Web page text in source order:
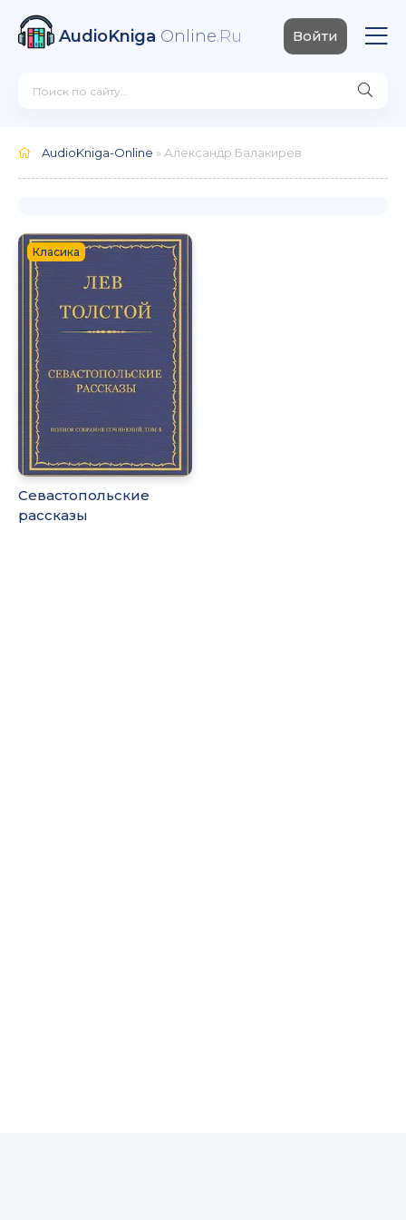
AudioKniga Online.Ru Войти
AudioKniga-Online » Александр Балакирев
Класика
Севастопольские
рассказы